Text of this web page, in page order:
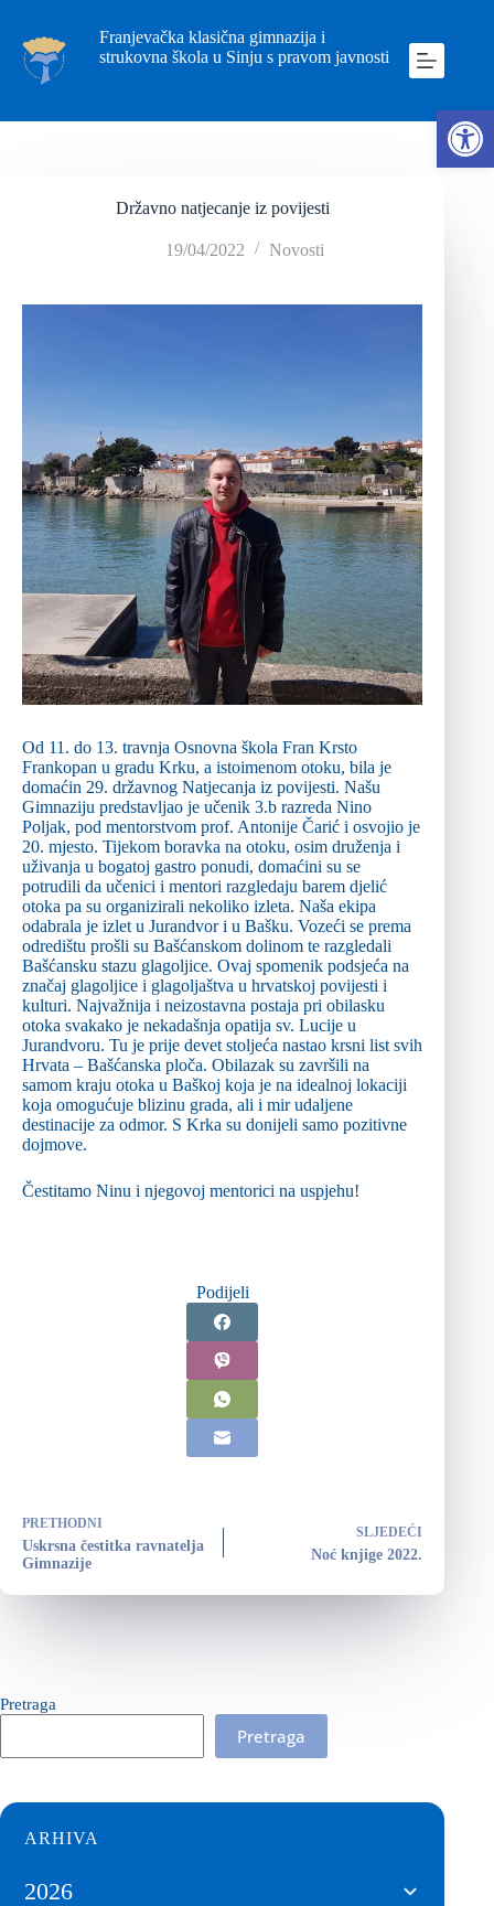
Franjevačka klasična gimnazija i
strukovna škola u Sinju s pravom javnosti
Državno natjecanje iz povijesti
19/04/2022 Novosti
Od 11. do 13. travnja Osnovna škola Fran Krsto
Frankopan u gradu Krku, a istoimenom otoku, bila je
domaćin 29. državnog Natjecanja iz povijesti. Našu
Gimnaziju predstavljao je učenik 3.b razreda Nino
Poljak, pod mentorstvom prof. Antonije Čarić i osvojio je
20. mjesto. Tijekom boravka na otoku, osim druženja i
uživanja u bogatoj gastro ponudi, domaćini su se
potrudili da učenici i mentori razgledaju barem djelić
otoka pa su organizirali nekoliko izleta. Naša ekipa
odabrala je izlet u Jurandvor i u Bašku. Vozeći se prema
odredištu prošli su Bašćanskom dolinom te razgledali
Bašćansku stazu glagoljice. Ovaj spomenik podsjeća na
značaj glagoljice i glagoljaštva u hrvatskoj povijesti i
kulturi. Najvažnija i neizostavna postaja pri obilasku
otoka svakako je nekadašnja opatija sv. Lucije u
Jurandvoru. Tu je prije devet stoljeća nastao krsni list svih
Hrvata – Bašćanska ploča. Obilazak su završili na
samom kraju otoka u Baškoj koja je na idealnoj lokaciji
koja omogućuje blizinu grada, ali i mir udaljene
destinacije za odmor. S Krka su donijeli samo pozitivne
dojmove.
Čestitamo Ninu i njegovoj mentorici na uspjehu!
Podijeli
PRETHODNI
Uskrsna čestitka ravnatelja
Gimnazije
SLJEDEĆI
Noć knjige 2022.
Pretraga
Pretraga
ARHIVA
2026